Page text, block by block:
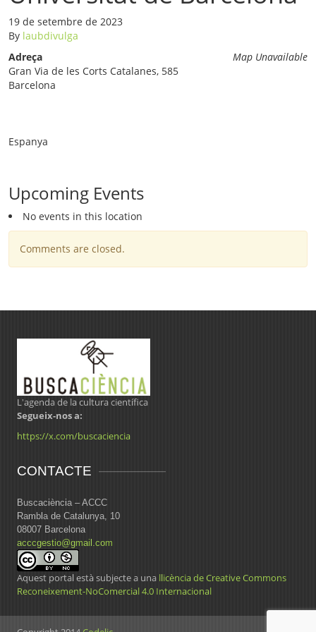
19 de setembre de 2023
By laubdivulga
Map Unavailable
Adreça
Gran Via de les Corts Catalanes, 585
Barcelona
Espanya
Upcoming Events
No events in this location
Comments are closed.
L'agenda de la cultura científica
Segueix-nos a:
https://x.com/buscaciencia
CONTACTE
Buscaciència – ACCC
Rambla de Catalunya, 10
08007 Barcelona
acccgestio@gmail.com
Aquest portal està subjecte a una llicència de Creative Commons
Reconeixement-NoComercial 4.0 Internacional